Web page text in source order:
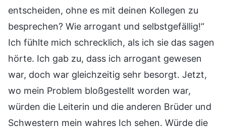
entscheiden, ohne es mit deinen Kollegen zu
besprechen? Wie arrogant und selbstgefällig!“
Ich fühlte mich schrecklich, als ich sie das sagen
hörte. Ich gab zu, dass ich arrogant gewesen
war, doch war gleichzeitig sehr besorgt. Jetzt,
wo mein Problem bloßgestellt worden war,
würden die Leiterin und die anderen Brüder und
Schwestern mein wahres Ich sehen. Würde die